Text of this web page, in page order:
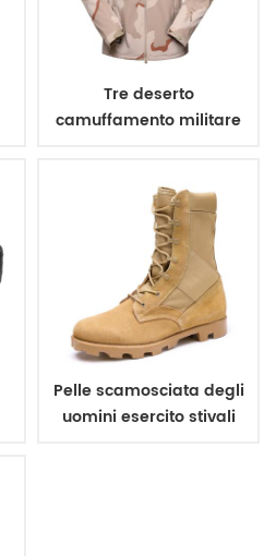
Tre deserto
camuffamento militare
Pelle scamosciata degli
uomini esercito stivali